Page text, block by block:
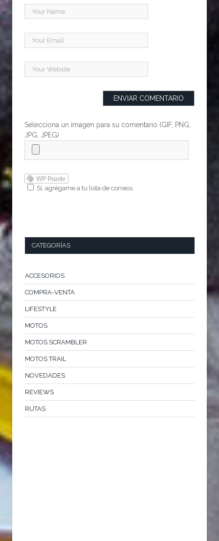
Selecciona un imagen para su comentario (GIF, PNG,
JPG, JPEG)
Sí, agrégame a tu lista de correos.
CATEGORÍAS
ACCESORIOS
COMPRA-VENTA
LIFESTYLE
MOTOS
MOTOS SCRAMBLER
MOTOS TRAIL
NOVEDADES
REVIEWS
RUTAS